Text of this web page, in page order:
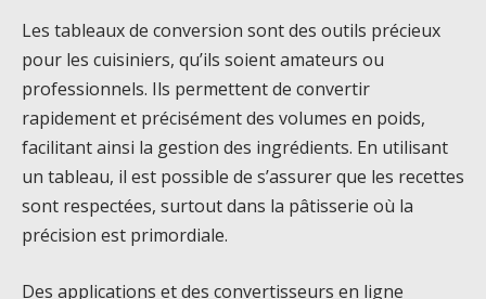
Les tableaux de conversion sont des outils précieux
pour les cuisiniers, qu’ils soient amateurs ou
professionnels. Ils permettent de convertir
rapidement et précisément des volumes en poids,
facilitant ainsi la gestion des ingrédients. En utilisant
un tableau, il est possible de s’assurer que les recettes
sont respectées, surtout dans la pâtisserie où la
précision est primordiale.
Des applications et des convertisseurs en ligne